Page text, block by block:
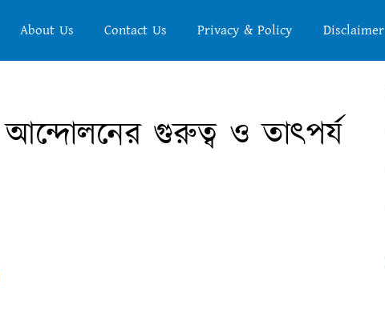
About Us Contact Us Privacy & Policy Disclaimer
গুরুত্ব ও তাৎপর্য